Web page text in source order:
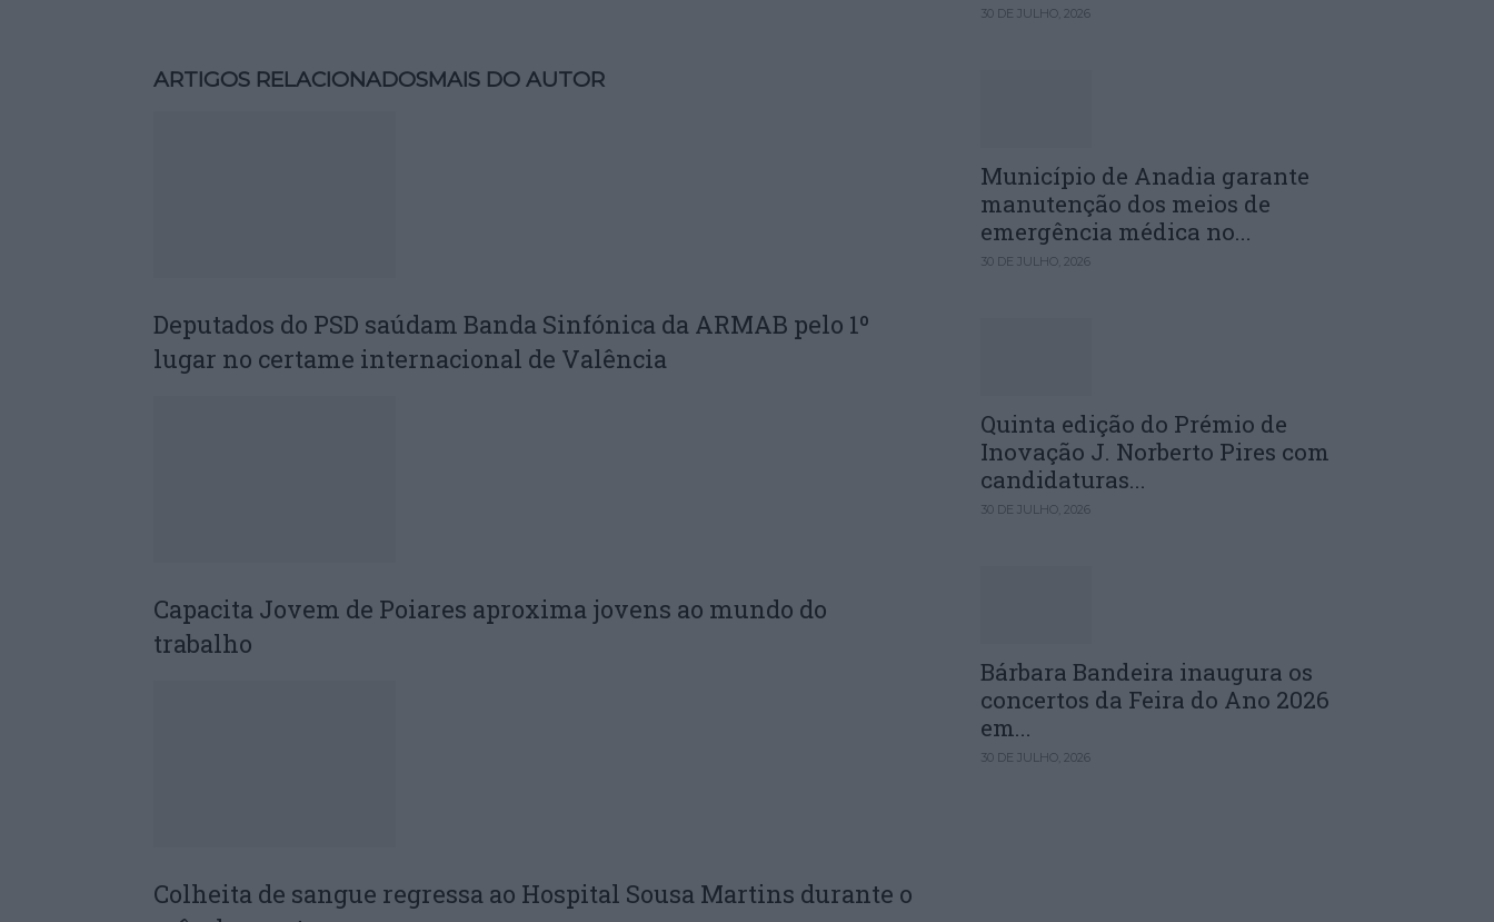
ARTIGOS RELACIONADOSMAIS DO AUTOR
Deputados do PSD saúdam Banda Sinfónica da ARMAB pelo 1º
lugar no certame internacional de Valência
Capacita Jovem de Poiares aproxima jovens ao mundo do
trabalho
Colheita de sangue regressa ao Hospital Sousa Martins durante o
30 DE JULHO, 2026
Município de Anadia garante
manutenção dos meios de
emergência médica no...
30 DE JULHO, 2026
Quinta edição do Prémio de
Inovação J. Norberto Pires com
candidaturas...
30 DE JULHO, 2026
Bárbara Bandeira inaugura os
concertos da Feira do Ano 2026
em...
30 DE JULHO, 2026